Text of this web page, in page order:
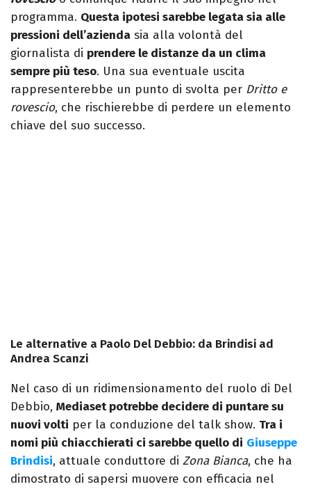
programma. Questa ipotesi sarebbe legata sia alle
pressioni dell’azienda sia alla volontà del
giornalista di prendere le distanze da un clima
sempre più teso. Una sua eventuale uscita
rappresenterebbe un punto di svolta per Dritto e
rovescio, che rischierebbe di perdere un elemento
chiave del suo successo.
Le alternative a Paolo Del Debbio: da Brindisi ad
Andrea Scanzi
Nel caso di un ridimensionamento del ruolo di Del
Debbio, Mediaset potrebbe decidere di puntare su
nuovi volti per la conduzione del talk show. Tra i
nomi più chiacchierati ci sarebbe quello di Giuseppe
Brindisi, attuale conduttore di Zona Bianca, che ha
dimostrato di sapersi muovere con efficacia nel